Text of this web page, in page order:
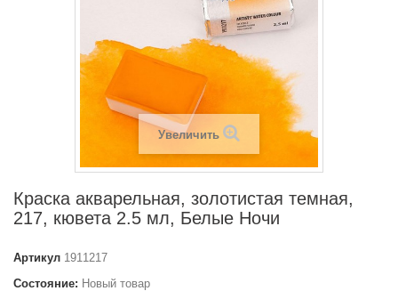
Увеличить
Краска акварельная, золотистая темная,
217, кювета 2.5 мл, Белые Ночи
Артикул 1911217
Состояние: Новый товар